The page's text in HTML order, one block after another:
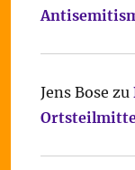
Jens Bose zu